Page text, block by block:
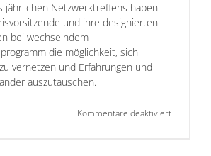
jährlichen Netzwerktreffens haben
und ihre designierten
bei wechselndem
die möglichkeit, sich
vernetzen und Erfahrungen und
auszutauschen.
Kommentare deaktiviertfür